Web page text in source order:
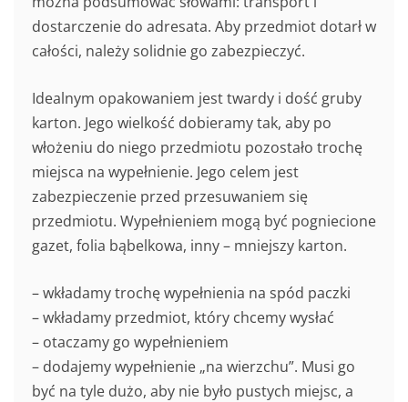
dostarczenie do adresata. Aby przedmiot dotarł w
całości, należy solidnie go zabezpieczyć.
Idealnym opakowaniem jest twardy i dość gruby
karton. Jego wielkość dobieramy tak, aby po
włożeniu do niego przedmiotu pozostało trochę
miejsca na wypełnienie. Jego celem jest
zabezpieczenie przed przesuwaniem się
przedmiotu. Wypełnieniem mogą być pogniecione
gazet, folia bąbelkowa, inny – mniejszy karton.
– wkładamy trochę wypełnienia na spód paczki
– wkładamy przedmiot, który chcemy wysłać
– otaczamy go wypełnieniem
– dodajemy wypełnienie „na wierzchu”. Musi go
być na tyle dużo, aby nie było pustych miejsc, a